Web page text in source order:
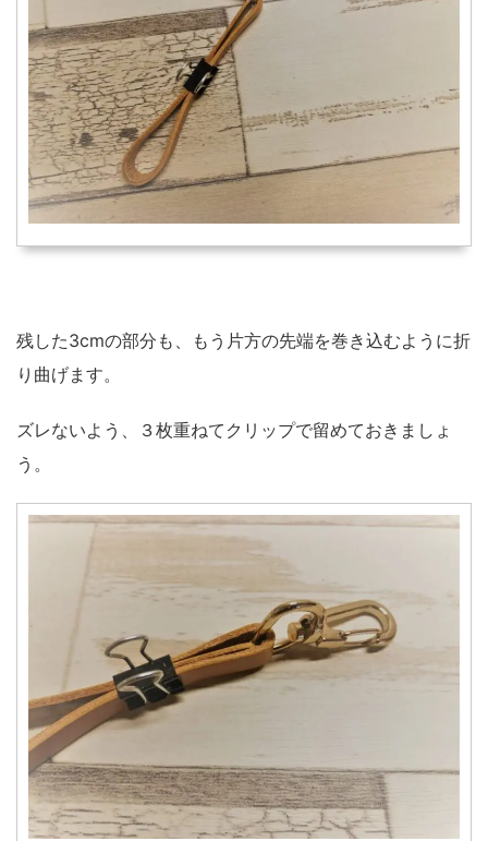
残した3cmの部分も、もう片方の先端を巻き込むように折
り曲げます。
ズレないよう、３枚重ねてクリップで留めておきましょ
う。